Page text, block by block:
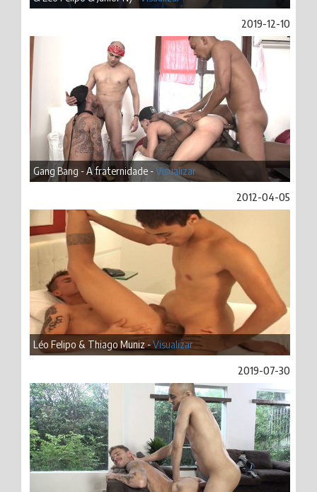
2019-12-10
Gang Bang - A fraternidade -Visualizar
2012-04-05
Léo Felipo & Thiago Muniz -Visualizar
2019-07-30